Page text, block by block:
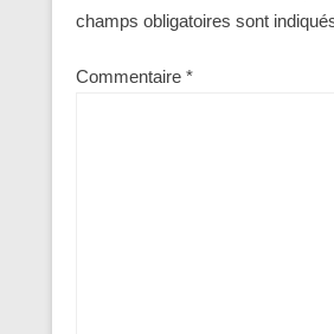
champs obligatoires sont
Commentaire *